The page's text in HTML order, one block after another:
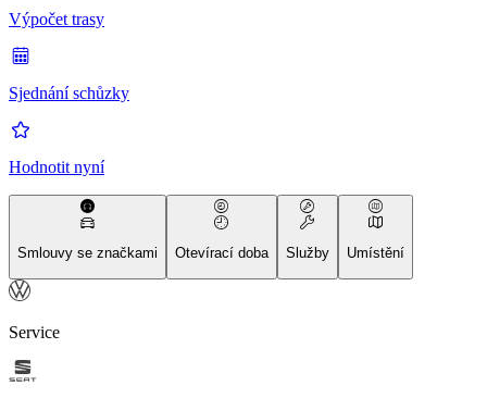
Výpočet trasy
Sjednání schůzky
Hodnotit nyní
Smlouvy se značkami Otevírací doba Služby Umístění
Service